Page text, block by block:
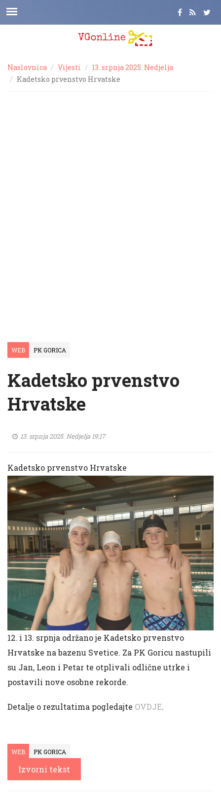
Naslovnica Vijesti
13. srpnja 2025. Nedjelja
Kadetsko prvenstvo Hrvatske
WEB PK GORICA
Kadetsko prvenstvo
Hrvatske
13. srpnja 2025. Nedjelja 19:17
Kadetsko prvenstvo Hrvatske
12. i 13. srpnja održano je Kadetsko prvenstvo
Hrvatske na bazenu Svetice. Za PK Goricu nastupili
su Jan, Leon i Petar te otplivali odlične utrke i
postavili nove osobne rekorde.
Detalje o rezultatima pogledajte OVDJE.
WEB PK GORICA
Izvorni tekst